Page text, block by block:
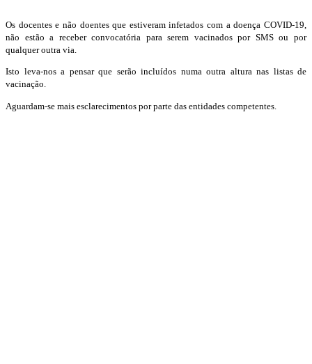
Os docentes e não doentes que estiveram infetados com a doença COVID-19,
não estão a receber convocatória para serem vacinados por SMS ou por
qualquer outra via.
Isto leva-nos a pensar que serão incluídos numa outra altura nas listas de
vacinação.
Aguardam-se mais esclarecimentos por parte das entidades competentes.